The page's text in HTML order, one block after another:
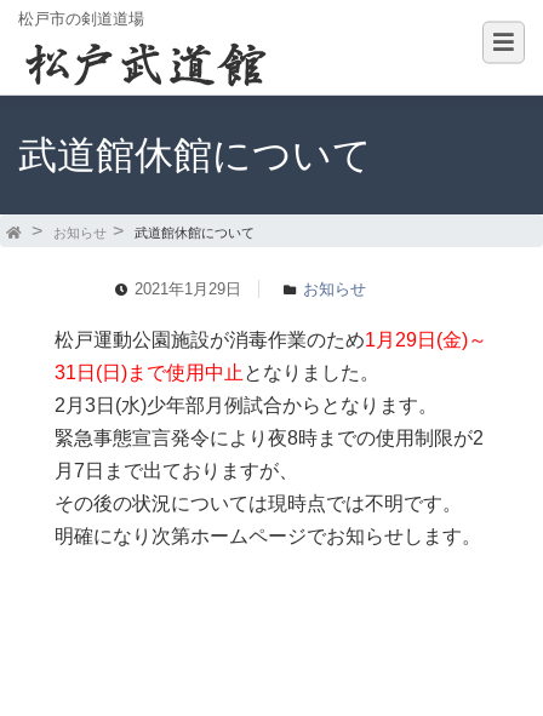
松戸市の剣道道場
武道館休館について
お知らせ 武道館休館について
2021年1月29日 お知らせ
松戸運動公園施設が消毒作業のため1月29日(金)～
31日(日)まで使用中止 となりました。
2月3日(水)少年部月例試合からとなります。
緊急事態宣言発令により夜8時までの使用制限が2
月7日まで出ておりますが、
その後の状況については現時点では不明です。
明確になり次第ホームページでお知らせします。